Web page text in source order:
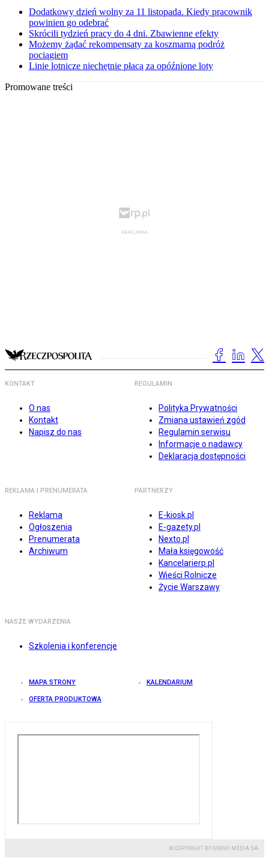
Dodatkowy dzień wolny za 11 listopada. Kiedy pracownik
powinien go odebrać
Skrócili tydzień pracy do 4 dni. Zbawienne efekty
Możemy żądać rekompensaty za koszmarną podróż
pociągiem
Linie lotnicze niechętnie płacą za opóźnione loty
Promowane treści
KONTAKT
O nas
Kontakt
Napisz do nas
REGULAMIN
Polityka Prywatności
Zmiana ustawień zgód
Regulamin serwisu
Informacje o nadawcy
Deklaracja dostępności
REKLAMA I PRENUMERATA
Reklama
Ogłoszenia
Prenumerata
Archiwum
PARTNERZY
E-kiosk.pl
E-gazety.pl
Nexto.pl
Mała księgowość
Kancelarierp.pl
Wieści Rolnicze
Życie Warszawy
NASZE WYDARZENIA
Szkolenia i konferencje
MAPA STRONY KALENDARIUM
OFERTA PRODUKTOWA
© COPYRIGHT BY GREMI MEDIA SA